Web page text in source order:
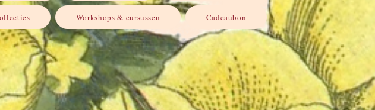
Workshops & cursussen Cadeaubon